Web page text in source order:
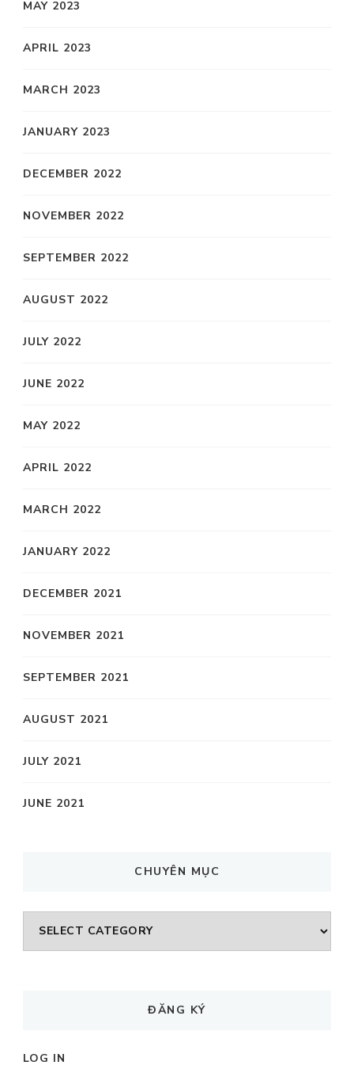
MAY 2023
APRIL 2023
MARCH 2023
JANUARY 2023
DECEMBER 2022
NOVEMBER 2022
SEPTEMBER 2022
AUGUST 2022
JULY 2022
JUNE 2022
MAY 2022
APRIL 2022
MARCH 2022
JANUARY 2022
DECEMBER 2021
NOVEMBER 2021
SEPTEMBER 2021
AUGUST 2021
JULY 2021
JUNE 2021
CHUYÊN MỤC
CHUYÊN
MỤC
ĐĂNG KÝ
LOG IN